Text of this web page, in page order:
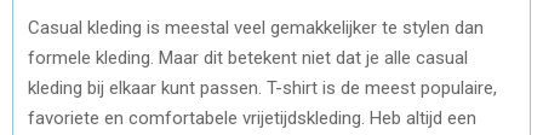
Casual kleding is meestal veel gemakkelijker te stylen dan
formele kleding. Maar dit betekent niet dat je alle casual
kleding bij elkaar kunt passen. T-shirt is de meest populaire,
favoriete en comfortabele vrijetijdskleding. Heb altijd een